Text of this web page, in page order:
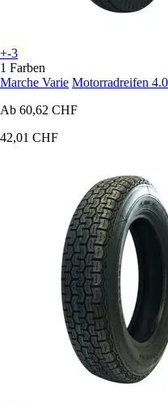
+-3
1 Farben
Marche Varie Motorradreifen
Ab 60,62 CHF
42,01 CHF